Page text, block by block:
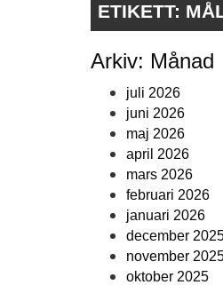
ETIKETT:
Arkiv: Månad
juli 2026
juni 2026
maj 2026
april 2026
mars 2026
februari 2026
januari 2026
december
november
oktober 2025